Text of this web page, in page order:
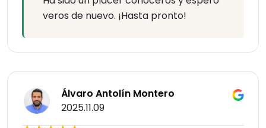
veros de nuevo. ¡Hasta pronto!
Álvaro Antolín Montero
2025.11.09